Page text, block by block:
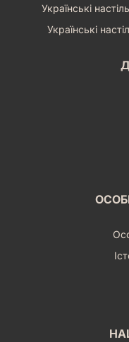
Українські
Українські